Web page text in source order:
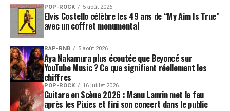
POP-ROCK 5 août 2026
Elvis Costello célèbre les 49 ans de “My Aim Is True”
avec un coffret monumental
RAP-RNB 5 août 2026
Aya Nakamura plus écoutée que Beyoncé sur
YouTube Music ? Ce que signifient réellement les
chiffres
POP-ROCK 16 juillet 2026
Guitare en Scène 2026 : Manu Lanvin met le feu
après les Pixies et fini son concert dans le public